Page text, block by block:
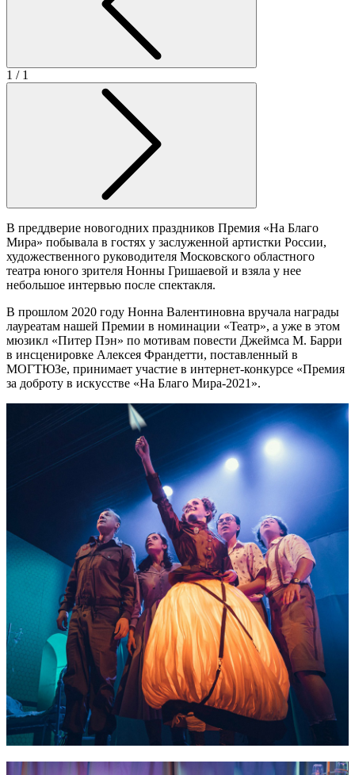
1 / 1
В преддверие новогодних праздников Премия «На Благо
Мира» побывала в гостях у заслуженной артистки России,
художественного руководителя Московского областного
театра юного зрителя Нонны Гришаевой и взяла у нее
небольшое интервью после спектакля.
В прошлом 2020 году Нонна Валентиновна вручала награды
лауреатам нашей Премии в номинации «Театр», а уже в этом
мюзикл «Питер Пэн» по мотивам повести Джеймса М. Барри
в инсценировке Алексея Франдетти, поставленный в
МОГТЮЗе, принимает участие в интернет-конкурсе «Премия
за доброту в искусстве «На Благо Мира-2021».